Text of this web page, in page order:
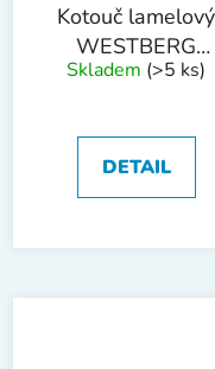
Kotouč lamelový
WESTBERG
125mm P100
Skladem (>5 ks)
DETAIL